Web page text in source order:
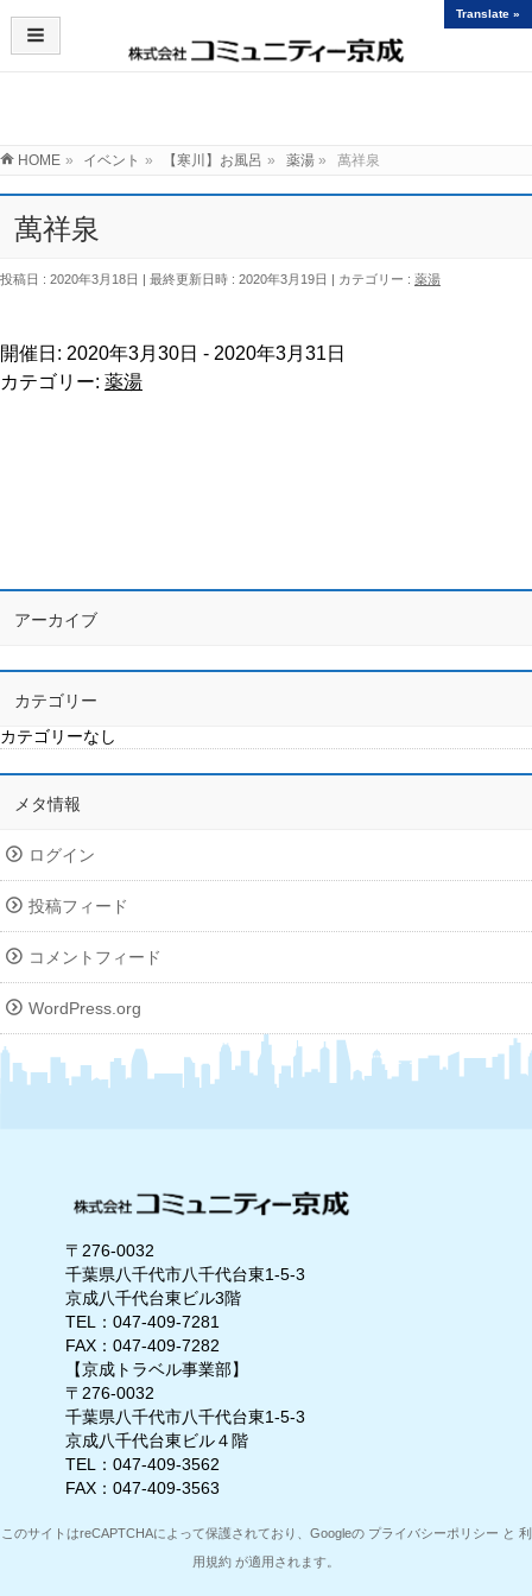
HOME » イベント » 【寒川】お風呂 » 薬湯 » 萬祥泉
萬祥泉
投稿日 : 2020年3月18日 最終更新日時 : 2020年3月19日 カテゴリー : 薬湯
開催日: 2020年3月30日 - 2020年3月31日
カテゴリー: 薬湯
アーカイブ
カテゴリー
カテゴリーなし
メタ情報
ログイン
投稿フィード
コメントフィード
WordPress.org
〒276-0032
千葉県八千代市八千代台東1-5-3
京成八千代台東ビル3階
TEL：047-409-7281
FAX：047-409-7282
【京成トラベル事業部】
〒276-0032
千葉県八千代市八千代台東1-5-3
京成八千代台東ビル４階
TEL：047-409-3562
FAX：047-409-3563
このサイトはreCAPTCHAによって保護されており、Googleの プライバシーポリシー と 利
用規約 が適用されます。
Translate »